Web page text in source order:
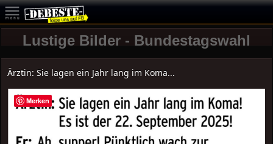
Lustige Bilder - Bundestagswahl
Ärztin: Sie lagen ein Jahr lang im Koma...
Merken